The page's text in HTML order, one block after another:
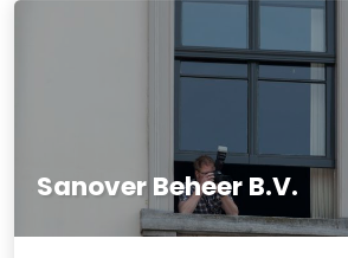
Sanover Beheer B.V.